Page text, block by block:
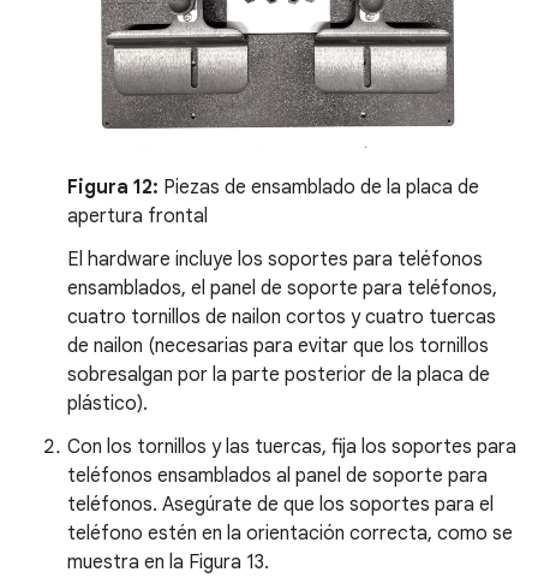
Figura 12: Piezas de ensamblado de la placa de
apertura frontal
El hardware incluye los soportes para teléfonos
ensamblados, el panel de soporte para teléfonos,
cuatro tornillos de nailon cortos y cuatro tuercas
de nailon (necesarias para evitar que los tornillos
sobresalgan por la parte posterior de la placa de
plástico).
Con los tornillos y las tuercas, fija los soportes para
teléfonos ensamblados al panel de soporte para
teléfonos. Asegúrate de que los soportes para el
teléfono estén en la orientación correcta, como se
muestra en la Figura 13.